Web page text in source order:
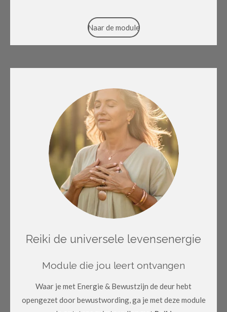
Naar de module
Reiki de universele levensenergie
Module die jou leert ontvangen
Waar je met Energie & Bewustzijn de deur hebt
opengezet door bewustwording, ga je met deze module